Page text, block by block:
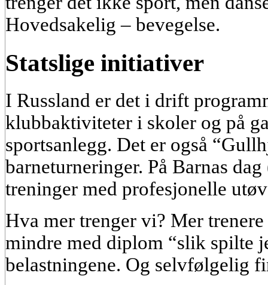
Hovedsakelig – bevegelse.
Statslige initiativer
I Russland er det i drift
klubbaktiviteter i skoler og på
sportsanlegg. Det er også
barneturneringer. På Barnas
treninger med profesjonelle
Hva mer trenger vi? Mer
mindre med diplom “slik spilte
belastningene. Og selvfølgelig